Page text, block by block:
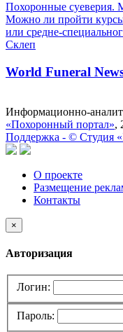
Похоронные суеверия.
Можно ли пройти
или средне-
Склеп
World Funeral
Информационно-
«Похоронный портал»,
Поддержка - © Cтудия
О проекте
Размещение
Контакты
×
Авторизация
Логин:
Пароль: